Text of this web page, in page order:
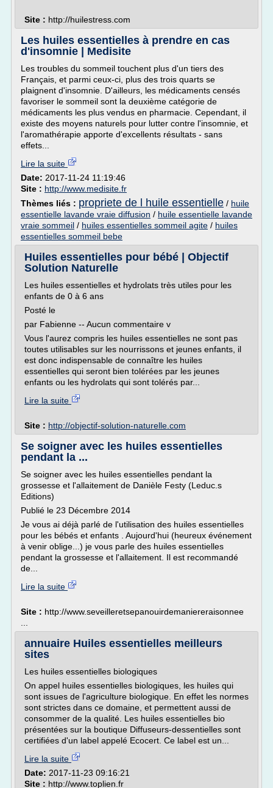
Site : http://huilestress.com
Les huiles essentielles à prendre en cas
d'insomnie | Medisite
Les troubles du sommeil touchent plus d'un tiers des
Français, et parmi ceux-ci, plus des trois quarts se
plaignent d'insomnie. D'ailleurs, les médicaments censés
favoriser le sommeil sont la deuxième catégorie de
médicaments les plus vendus en pharmacie. Cependant, il
existe des moyens naturels pour lutter contre l'insomnie, et
l'aromathérapie apporte d'excellents résultats - sans
effets...
Lire la suite
Date: 2017-11-24 11:19:46
Site : http://www.medisite.fr
Thèmes liés : propriete de l huile essentielle / huile
essentielle lavande vraie diffusion / huile essentielle lavande
vraie sommeil / huiles essentielles sommeil agite / huiles
essentielles sommeil bebe
Huiles essentielles pour bébé | Objectif
Solution Naturelle
Les huiles essentielles et hydrolats très utiles pour les
enfants de 0 à 6 ans
Posté le
par Fabienne -- Aucun commentaire v
Vous l'aurez compris les huiles essentielles ne sont pas
toutes utilisables sur les nourrissons et jeunes enfants, il
est donc indispensable de connaître les huiles
essentielles qui seront bien tolérées par les jeunes
enfants ou les hydrolats qui sont tolérés par...
Lire la suite
Site : http://objectif-solution-naturelle.com
Se soigner avec les huiles essentielles
pendant la ...
Se soigner avec les huiles essentielles pendant la
grossesse et l'allaitement de Danièle Festy (Leduc.s
Editions)
Publié le 23 Décembre 2014
Je vous ai déjà parlé de l'utilisation des huiles essentielles
pour les bébés et enfants . Aujourd'hui (heureux événement
à venir oblige...) je vous parle des huiles essentielles
pendant la grossesse et l'allaitement. Il est recommandé
de...
Lire la suite
Site : http://www.seveilleretsepanouirdemaniereraisonnee
annuaire Huiles essentielles meilleurs
sites
Les huiles essentielles biologiques
On appel huiles essentielles biologiques, les huiles qui
sont issues de l'agriculture biologique. En effet les normes
sont strictes dans ce domaine, et permettent aussi de
consommer de la qualité. Les huiles essentielles bio
présentées sur la boutique Diffuseurs-dessentielles sont
certifiées d'un label appelé Ecocert. Ce label est un...
Lire la suite
Date: 2017-11-23 09:16:21
Site : http://www.toplien.fr